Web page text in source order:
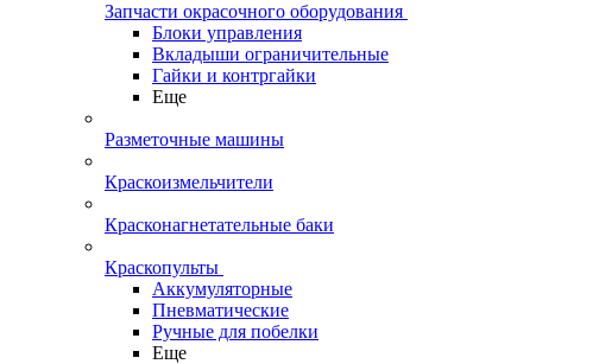
Запчасти окрасочного оборудования
Блоки управления
Вкладыши ограничительные
Гайки и контргайки
Еще
Разметочные машины
Краскоизмельчители
Красконагнетательные баки
Краскопульты
Аккумуляторные
Пневматические
Ручные для побелки
Еще